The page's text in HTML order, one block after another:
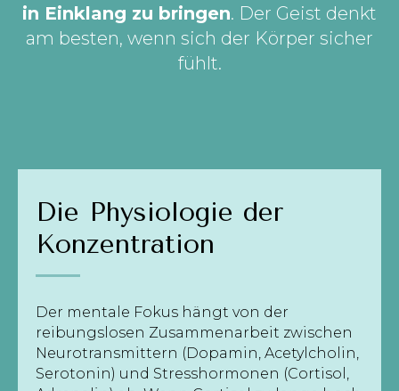
in Einklang zu bringen. Der Geist denkt
am besten, wenn sich der Körper sicher
fühlt.
Die Physiologie der
Konzentration
Der mentale Fokus hängt von der
reibungslosen Zusammenarbeit zwischen
Neurotransmittern (Dopamin, Acetylcholin,
Serotonin) und Stresshormonen (Cortisol,